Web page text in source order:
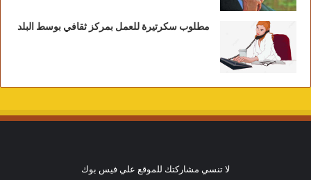
مطلوب سكرتيرة للعمل بمركز ثقافي بوسط البلد
لا تنسي مشاركتك للموقع علي فيس بوك